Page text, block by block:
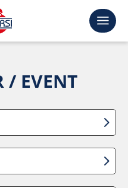
/ EVENT